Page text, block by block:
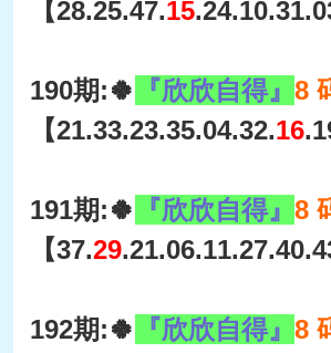
【28.25.47.15
190期:🍀 『欣欣自得』 8
【21.33.23.35.04.32.16
191期:🍀 『欣欣自得』 8
【37.29
192期:🍀 『欣欣自得』 8